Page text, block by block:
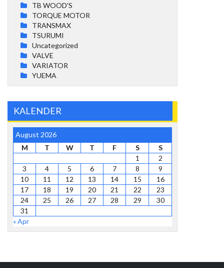
TB WOOD'S
TORQUE MOTOR
TRANSMAX
TSURUMI
Uncategorized
VALVE
VARIATOR
YUEMA
KALENDER
August 2026
M
T W T F S
S
1
2
3
4 5 6 7 8
9
10
11 12 13 14 15
16
17
18 19 20 21 22
23
24
25 26 27 28 29
30
31
« Apr